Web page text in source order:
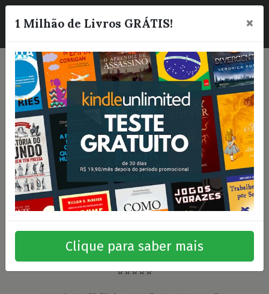
☰
⭐⭐⭐⭐⭐
1 Milhão de Livros GRÁTIS! ×
Clique para saber mais